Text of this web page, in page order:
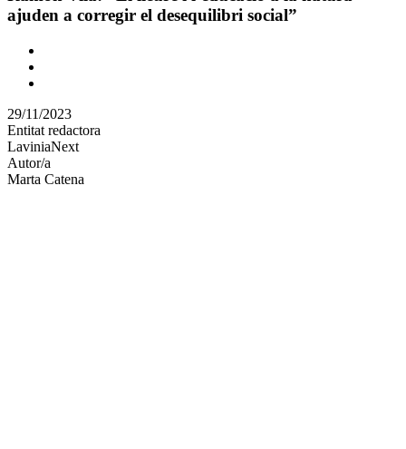
notícia
ajuden a corregir el desequilibri social”
Comparteix
altres
xarxes
socials
29/11/2023
Entitat redactora
LaviniaNext
Autor/a
Marta Catena